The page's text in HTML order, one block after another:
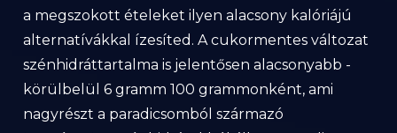
a megszokott ételeket ilyen alacsony kalóriájú
alternatívákkal ízesíted. A cukormentes változat
szénhidráttartalma is jelentősen alacsonyabb -
körülbelül 6 gramm 100 grammonként, ami
nagyrészt a paradicsomból származó